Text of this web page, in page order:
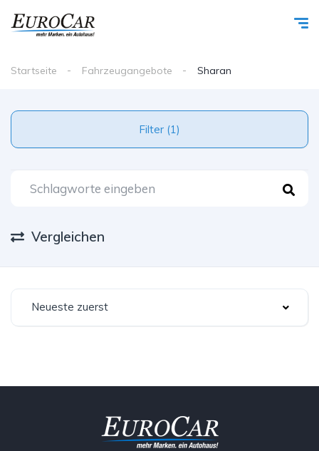
Startseite Fahrzeugangebote Sharan
Filter (1)
Vergleichen
Neueste zuerst